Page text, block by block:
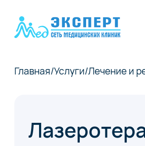
Главная/Услуги/Лечение и